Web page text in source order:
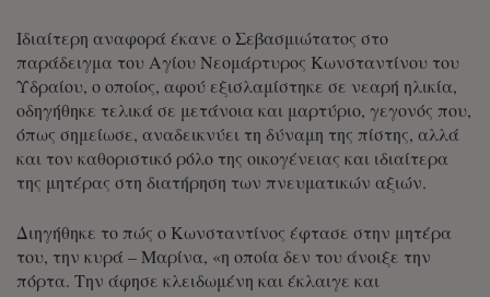
Ιδιαίτερη αναφορά έκανε ο Σεβασμιώτατος στο
παράδειγμα του Αγίου Νεομάρτυρος Κωνσταντίνου του
Υδραίου, ο οποίος, αφού εξισλαμίστηκε σε νεαρή ηλικία,
οδηγήθηκε τελικά σε μετάνοια και μαρτύριο, γεγονός που,
όπως σημείωσε, αναδεικνύει τη δύναμη της πίστης, αλλά
και τον καθοριστικό ρόλο της οικογένειας και ιδιαίτερα
της μητέρας στη διατήρηση των πνευματικών αξιών.
Διηγήθηκε το πώς ο Κωνσταντίνος έφτασε στην μητέρα
του, την κυρά – Μαρίνα, «η οποία δεν του άνοιξε την
πόρτα. Την άφησε κλειδωμένη και έκλαιγε και